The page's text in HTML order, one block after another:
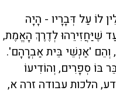
לוֹ עַל דְּבָרָיו - הָיָה
שֶׁיַּחֲזִירֵהוּ לְדֶרֶךְ הָאֱמֶת,
וְהֵם 'אַנְשֵׁי בֵּית אַבְרָהָם'.
בּוֹ סְפָרִים, וְהוֹדִיעוֹ
הלכות עבודה זרה א,